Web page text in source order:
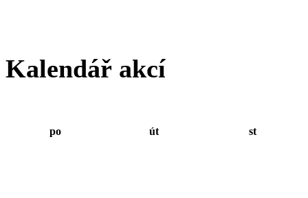
Kalendář akcí
po út st